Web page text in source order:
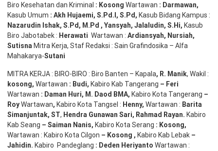
Biro Kesehatan dan Kriminal : Kosong Wartawan : Darmawan,
Kasub Umum : Akh Hujaemi, S.Pd.I, S.Pd , Kasub Bidang Kampus :
Nazarudin Ishak, S.Pd , M.Pd , Yansyah, Jalaludin, S.Hi, Kasub
Biro Jabotabek : Herawati Wartawan : Ardiansyah, Nursiah,
Sutisna Mitra Kerja, Staf Redaksi : Sain Grafindosika – Alfa
Mahakarya-Sutani
MITRA KERJA : BIRO-BIRO : Biro Banten – Kapala, R. Manik, Wakil :
kosong, Wartawan : Budi, Kabiro Kab Tangerang – Feri
Wartawan : Daman Huri, M. Daod BMA, Kabiro Kota Tangerang –
RoyWartawan, Kabiro Kota Tangsel : Henny, Wartawan : Barita
Simanjuntak, ST, Hendra Gunawan Sari, Rahmad Rayan. Kabiro
Kab Seang – Saiman Nanis, Kabiro Kota Serang : Kosong,
Wartawan : Kabiro Kota Cilgon – Kosong , Kabiro Kab Lebak –
Jahidin. Kabiro Pandeglang : Deden Heriyanto Wartawan :